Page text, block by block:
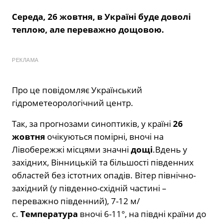
Середа, 26 жовтня, в Україні буде доволі
теплою, але переважно дощовою.
РЕКЛАМА
Про це повідомляє Український
гідрометеорологічний центр.
Так, за прогнозами синоптиків, у країні 26
жовтня очікуються помірні, вночі на
Лівобережжі місцями значні дощі.Вдень у
західних, Вінницькій та більшості південних
областей без істотних опадів. Вітер північно-
західний (у південно-східній частині –
переважно південний), 7-12 м/
с. Температура вночі 6-11°, на півдні країни до